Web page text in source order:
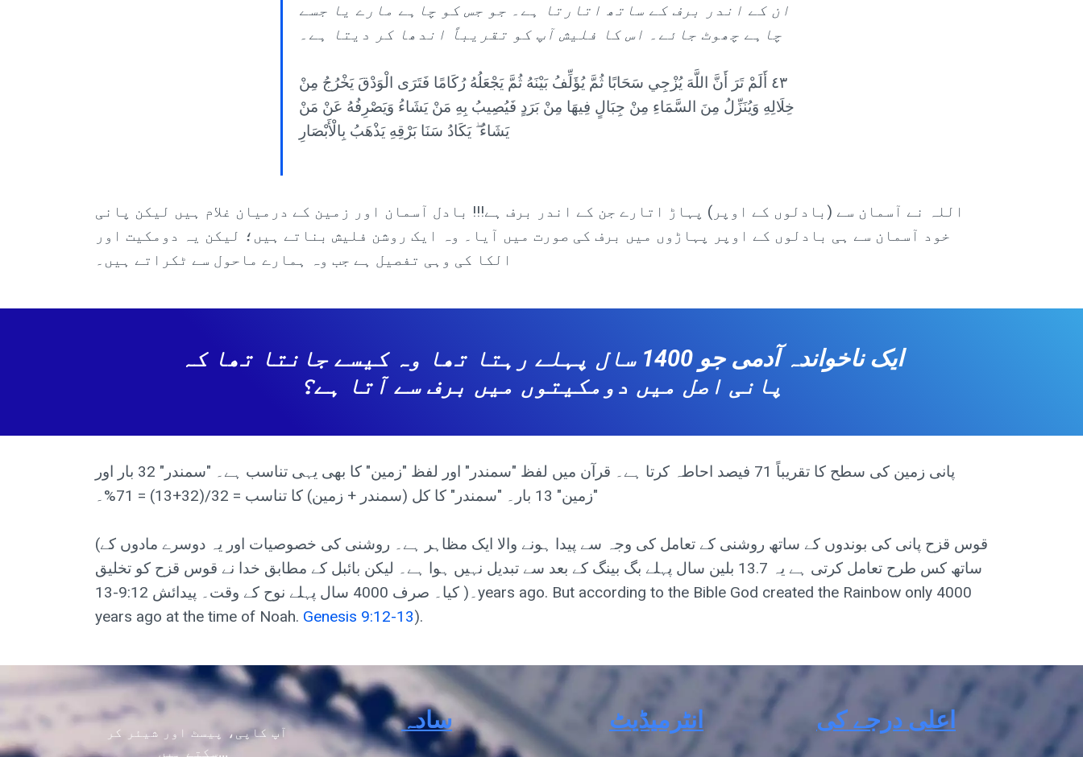
ان کے اندر برف کے ساتھ اتارتا ہے۔ جو جس کو چاہے مارے یا جسے
چاہے چھوٹ جائے۔ اس کا فلیش آپ کو تقریباً اندھا کر دیتا ہے۔
٤٣ أَلَمْ تَرَ أَنَّ اللَّهَ يُزْجِي سَحَابًا ثُمَّ يُؤَلِّفُ بَيْنَهُ ثُمَّ يَجْعَلُهُ رُكَامًا فَتَرَى الْوَدْقَ يَخْرُجُ مِنْ
خِلَالِهِ وَيُنَزِّلُ مِنَ السَّمَاءِ مِنْ جِبَالٍ فِيهَا مِنْ بَرَدٍ فَيُصِيبُ بِهِ مَنْ يَشَاءُ وَيَصْرِفُهُ عَنْ مَنْ
يَشَاءُ ۖ يَكَادُ سَنَا بَرْقِهِ يَذْهَبُ بِالْأَبْصَارِ
اللہ نے آسمان سے (بادلوں کے اوپر) پہاڑ اتارے جن کے اندر برف ہے!!! بادل آسمان اور زمین کے درمیان غلام ہیں لیکن پانی
خود آسمان سے ہی بادلوں کے اوپر پہاڑوں میں برف کی صورت میں آیا۔ وہ ایک روشن فلیش بناتے ہیں؛ لیکن یہ دومکیت اور
الکا کی وہی تفصیل ہے جب وہ ہمارے ماحول سے ٹکراتے ہیں۔
ایک ناخواندہ آدمی جو 1400 سال پہلے رہتا تھا وہ کیسے جانتا تھا کہ
پانی اصل میں دومکیتوں میں برف سے آتا ہے؟
پانی زمین کی سطح کا تقریباً 71 فیصد احاطہ کرتا ہے۔ قرآن میں لفظ "سمندر" اور لفظ "زمین" کا بھی یہی تناسب ہے۔ "سمندر" 32 بار اور
"زمین" 13 بار۔ "سمندر" کا کل (سمندر + زمین) کا تناسب = 32/(32+13) = 71%۔
(قوس قزح پانی کی بوندوں کے ساتھ روشنی کے تعامل کی وجہ سے پیدا ہونے والا ایک مظاہر ہے۔ روشنی کی خصوصیات اور یہ دوسرے مادوں کے
ساتھ کس طرح تعامل کرتی ہے یہ 13.7 بلین سال پہلے بگ بینگ کے بعد سے تبدیل نہیں ہوا ہے۔ لیکن بائبل کے مطابق خدا نے قوس قزح کو تخلیق
کیا۔ صرف 4000 سال پہلے نوح کے وقت۔ پیدائش 9:12-13 )۔years ago. But according to the Bible God created the Rainbow only 4000
years ago at the time of Noah. Genesis 9:12-13).
آپ کاپی، پیسٹ اور شیئر کر
سکتے ہیں...
سادہ انٹرمیڈیٹ اعلی درجے کی